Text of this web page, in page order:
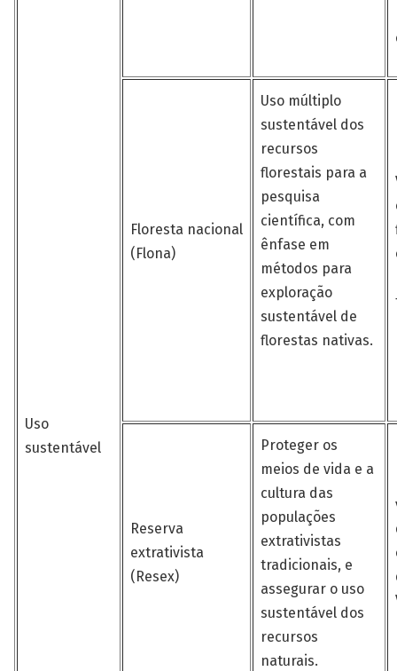
Uso
sustentável
Floresta nacional
(Flona)
Uso múltiplo
sustentável dos
recursos
florestais para a
pesquisa
científica, com
ênfase em
métodos para
exploração
sustentável de
florestas nativas.
Reserva
extrativista
(Resex)
Proteger os
meios de vida e a
cultura das
populações
extrativistas
tradicionais, e
assegurar o uso
sustentável dos
recursos
naturais.